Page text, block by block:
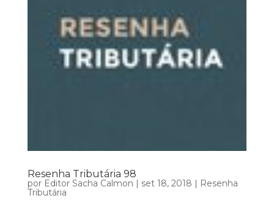
Resenha Tributária 98
por Editor Sacha Calmon set 18, 2018
Resenha
Tributária